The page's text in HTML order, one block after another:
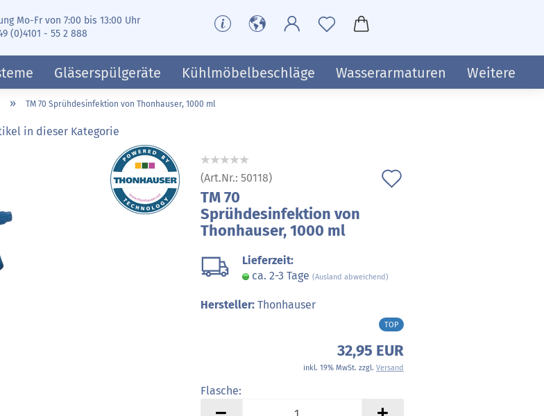
Mo-Fr von 7:00 bis 13:00 Uhr
(0)4101 - 55 2 888
Gläserspülgeräte Kühlmöbelbeschläge Wasserarmaturen Weitere
» TM 70 Sprühdesinfektion von Thonhauser, 1000 ml
in dieser Kategorie
(Art.Nr.: 50118)
TM 70
Sprühdesinfektion von
Thonhauser, 1000 ml
Lieferzeit:
ca. 2-3 Tage (Ausland abweichend)
Hersteller: Thonhauser
TOP
32,95 EUR
inkl. 19% MwSt. zzgl. Versand
Flasche:
Flasche